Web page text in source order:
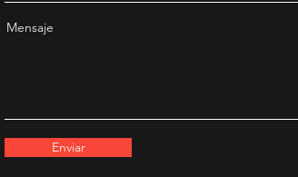
Mensaje
Enviar